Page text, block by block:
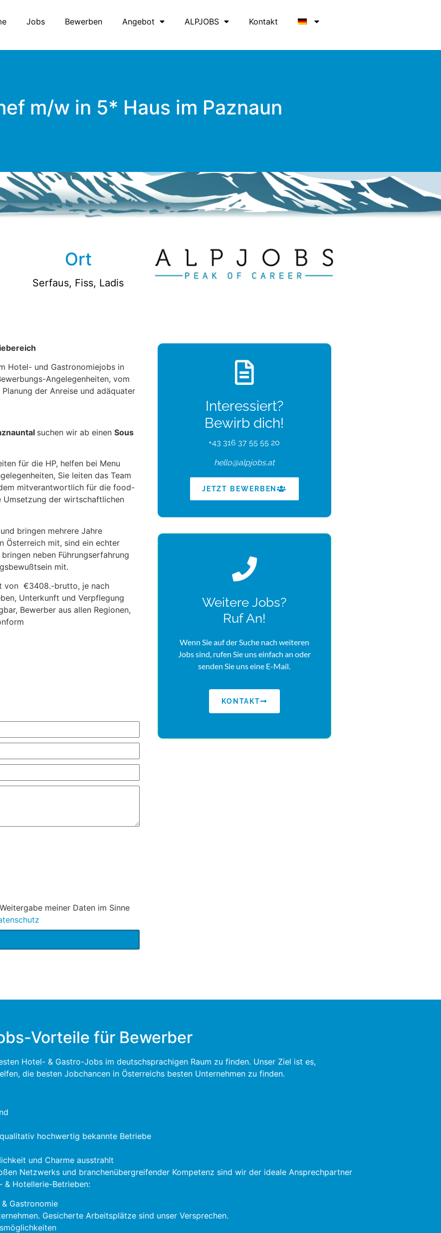
Jobs Bewerben Angebot ALPJOBS Kontakt
m/w in 5* Haus im Paznaun
Ort
Serfaus, Fiss, Ladis
Hotel- und Gastronomiejobs in
Angelegenheiten, vom
der Anreise und adäquater
suchen wir ab einen Sous
für die HP, helfen bei Menu
Sie leiten das Team
mitverantwortlich für die food-
Umsetzung der wirtschaftlichen
bringen mehrere Jahre
Österreich mit, sind ein echter
neben Führungserfahrung
mit.
von €3408.-brutto, je nach
Unterkunft und Verpflegung
Bewerber aus allen Regionen,
meiner Daten im Sinne
Interessiert?
Bewirb dich!
+43 316 37 55 55 20
hello@alpjobs.at
JETZT BEWERBEN
Weitere Jobs?
Ruf An!
Wenn Sie auf der Suche nach weiteren
Jobs sind, rufen Sie uns einfach an oder
senden Sie uns eine E-Mail.
KONTAKT
Vorteile für Bewerber
Hotel- & Gastro-Jobs im deutschsprachigen Raum zu finden. Unser Ziel ist es,
die besten Jobchancen in Österreichs besten Unternehmen zu finden.
hochwertig bekannte Betriebe
und Charme ausstrahlt
Netzwerks und branchenübergreifender Kompetenz sind wir der ideale Ansprechpartner
& Hotellerie-Betrieben:
& Gastronomie
Gesicherte Arbeitsplätze sind unser Versprechen.